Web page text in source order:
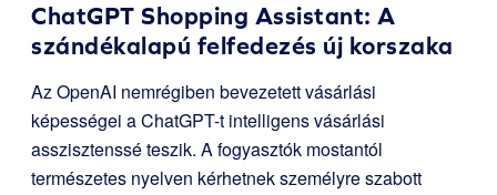
ChatGPT Shopping Assistant: A
szándékalapú felfedezés új korszaka
Az OpenAI nemrégiben bevezetett vásárlási
képességei a ChatGPT-t intelligens vásárlási
asszisztenssé teszik. A fogyasztók mostantól
természetes nyelven kérhetnek személyre szabott